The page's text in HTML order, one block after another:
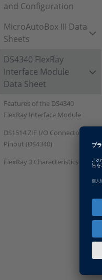
and Configuration
MicroAutoBox III Data
Sheets
DS4340 FlexRay
Interface Module
Data Sheet
Features of the DS4340
FlexRay Interface Module
DS1514 ZIF I/O Connector
Pinout (DS4340)
FlexRay 3 Characteristics